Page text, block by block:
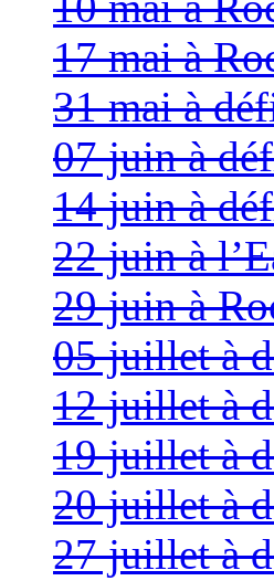
17 mai à
31 mai à
07 juin à
14 juin à
22 juin à
29 juin à
05 juillet à
12 juillet à
19 juillet à
20 juillet à
27 juillet à